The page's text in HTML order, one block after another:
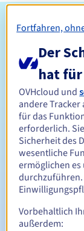
Wer kann
Offen für alle
geografische
Fortfahren,
Der
hat
OVHcloud und
andere Tracker
für das
erforderlich.
Sicherheit des
wesentliche
ermöglichen es
durchzuführen.
Vorbehaltlich
außerdem: